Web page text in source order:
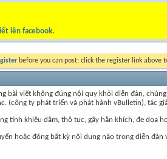
lên facebook.
before you can post: click the register link
bài viết không đúng nội quy khỏi diễn đàn,
(công ty phát triển và phát hành vBulletin), tác
tính khiêu dâm, thô tục, gây hằn khích, đe dọa
hoặc đóng bất kỳ nội dung nào trong diễn